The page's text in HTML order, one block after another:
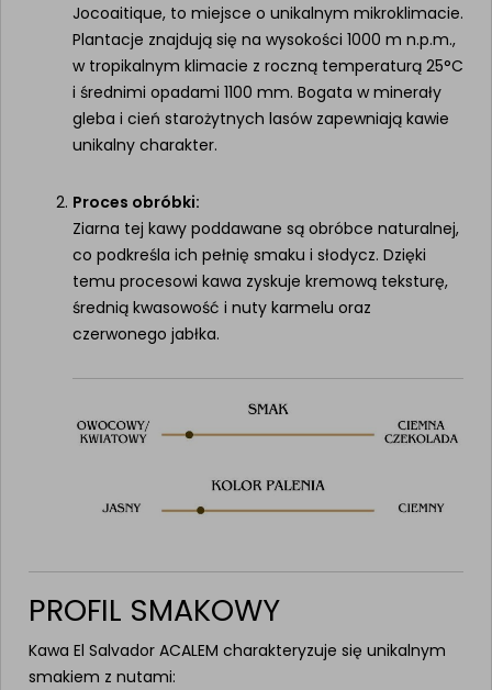
Jocoaitique, to miejsce o unikalnym mikroklimacie.
Plantacje znajdują się na wysokości 1000 m n.p.m.,
w tropikalnym klimacie z roczną temperaturą 25°C
i średnimi opadami 1100 mm. Bogata w minerały
gleba i cień starożytnych lasów zapewniają kawie
unikalny charakter.
Proces obróbki:
Ziarna tej kawy poddawane są obróbce naturalnej,
co podkreśla ich pełnię smaku i słodycz. Dzięki
temu procesowi kawa zyskuje kremową teksturę,
średnią kwasowość i nuty karmelu oraz
czerwonego jabłka.
PROFIL SMAKOWY
Kawa El Salvador ACALEM charakteryzuje się unikalnym
smakiem z nutami: